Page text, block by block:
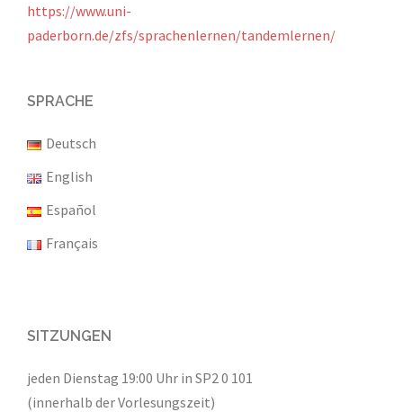
https://www.uni-
paderborn.de/zfs/sprachenlernen/tandemlernen/
SPRACHE
Deutsch
English
Español
Français
SITZUNGEN
jeden Dienstag 19:00 Uhr in SP2 0 101
(innerhalb der Vorlesungszeit)